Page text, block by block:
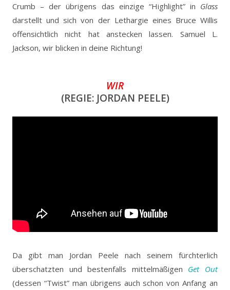
Crumb – der übrigens das einzige “Highlight” in Glass
darstellt und sich von der Lethargie eines Bruce Willis
offensichtlich nicht hat anstecken lassen. Samuel L.
Jackson, wir blicken in deine Richtung!
WIR
(REGIE: JORDAN PEELE)
Da gibt man Jordan Peele nach seinem fürchterlich
überschatzten und bestenfalls mittelmäßigen Get Out
(dessen “Twist” man übrigens auch schon von Anfang an